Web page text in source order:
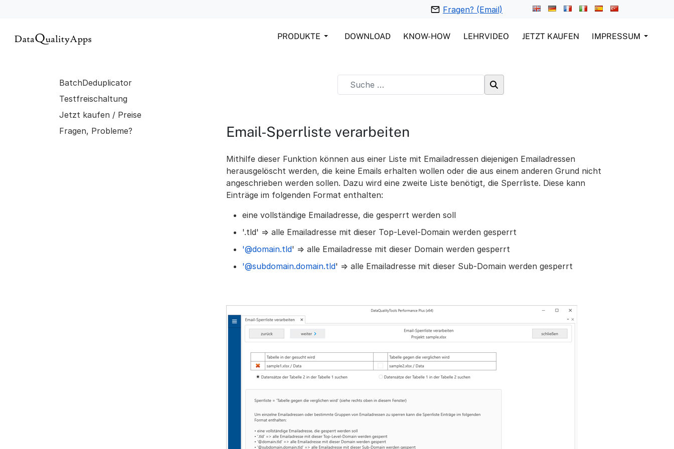
Fragen? (Email)
PRODUKTE DOWNLOAD KNOW-HOW LEHRVIDEO JETZT KAUFEN IMPRESSUM
BatchDeduplicator
Testfreischaltung
Jetzt kaufen / Preise
Fragen, Probleme?
Email-Sperrliste verarbeiten
Mithilfe dieser Funktion können aus einer Liste mit Emailadressen diejenigen Emailadressen
herausgelöscht werden, die keine Emails erhalten wollen oder die aus einem anderen Grund nicht
angeschrieben werden sollen. Dazu wird eine zweite Liste benötigt, die Sperrliste. Diese kann
Einträge im folgenden Format enthalten:
eine vollständige Emailadresse, die gesperrt werden soll
'.tld' => alle Emailadresse mit dieser Top-Level-Domain werden gesperrt
'@domain.tld' => alle Emailadresse mit dieser Domain werden gesperrt
'@subdomain.domain.tld' => alle Emailadresse mit dieser Sub-Domain werden gesperrt